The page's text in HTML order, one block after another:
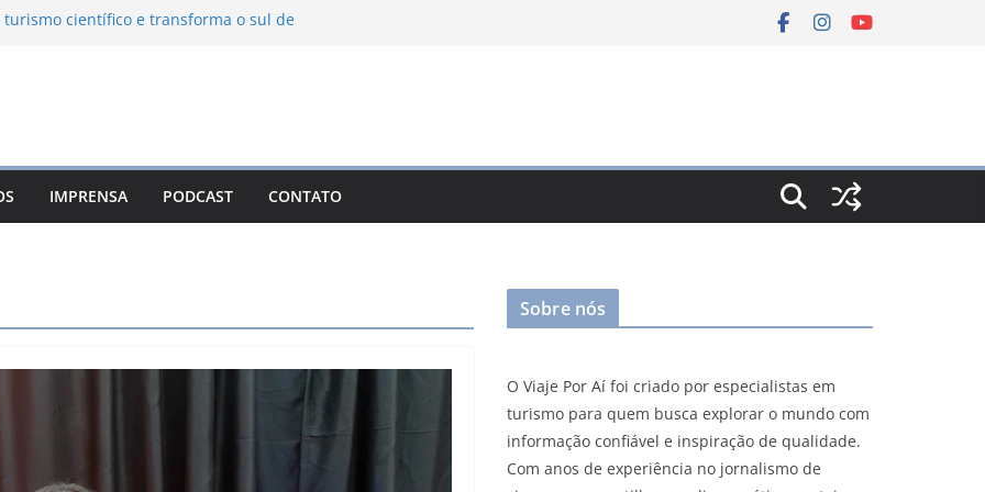
científico e transforma o sul de
das serras brasileiras
Ambiental Immensità bate recorde de
do Jordão
León: o Pueblo Mágico com ruas
e turismo à beira da represa
IMPRENSA PODCAST CONTATO
Sobre nós
O Viaje Por Aí foi criado por especialistas em
turismo para quem busca explorar o mundo com
informação confiável e inspiração de qualidade.
Com anos de experiência no jornalismo de